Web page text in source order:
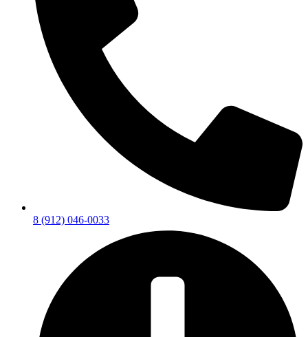
8 (912) 046-0033